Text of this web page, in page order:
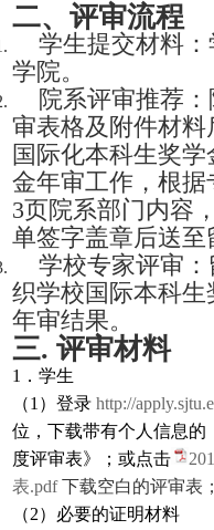
二、评审流程
学生提交材料
学院。
院系评审推荐
审表格及附件材料
国际化本科生奖
金年审工作，根
3页院系部门内容
单签字盖章后送
学校专家评审
织学校国际本科
年审结果。
三. 评审材料
1 ．学生
（1）登录 http://
位，下载带有个人信息的
度评审表》；或点击
表.pdf 下载空白的评审表
（2）必要的证明材料